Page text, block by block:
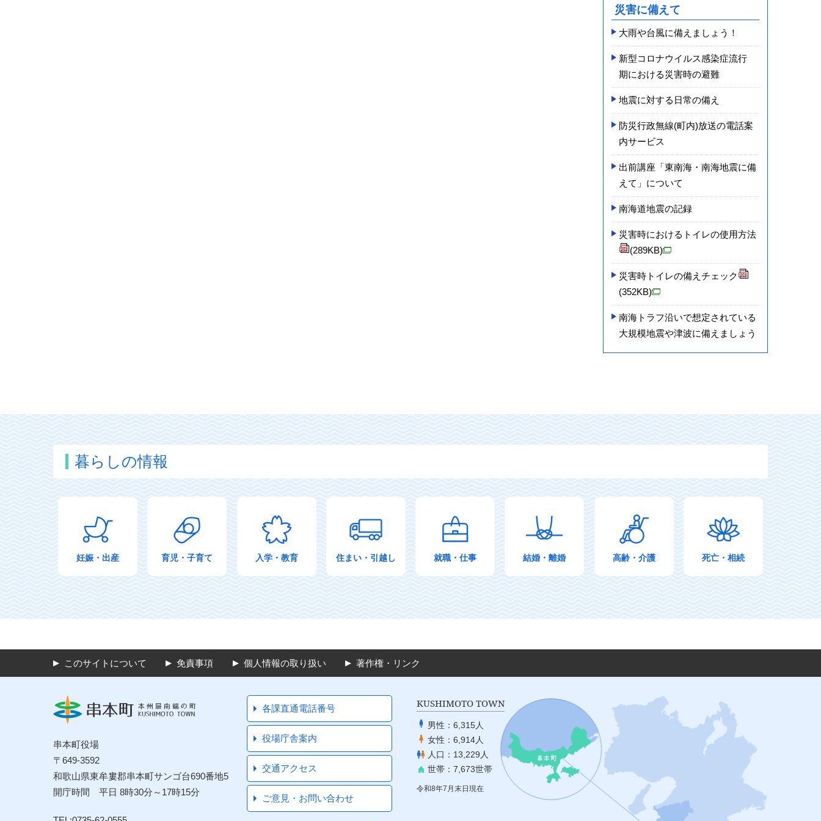
災害に備えて
大雨や台風に備えましょう！
新型コロナ­ウイルス感­染症流行
期­における災­害時の避難­
地震に対する日常の備え
防災行政無線(町内)放送の電話案
内サービス
出前講座「東南海・南海地震に備
えて」について
南海道地震の記録
災害時におけるトイレの使用方法
(289KB)
災害時トイレの備えチェック
(352KB)
南海トラフ沿いで想定されている
大規模地震や津波に備えましょう
暮らしの情報
妊娠・出産 育児・子育て 入学・教育 住まい・引越し 就職・仕事 結婚・離婚 高齢・介護 死亡・相続
このサイトについて 免責事項 個人情報の取り扱い 著作権・リンク
串本町役場
〒649-3592
和歌山県東牟婁郡串本町サンゴ台690番地5
開庁時間 平日 8時30分～17時15分
各課直通電話番号
役場庁舎案内
交通アクセス
ご意見・お問い合わせ
KUSHIMOTO TOWN
男性： 6,315人
女性： 6,914人
人口： 13,229人
世帯： 7,673世帯
令和8年7月末日現在